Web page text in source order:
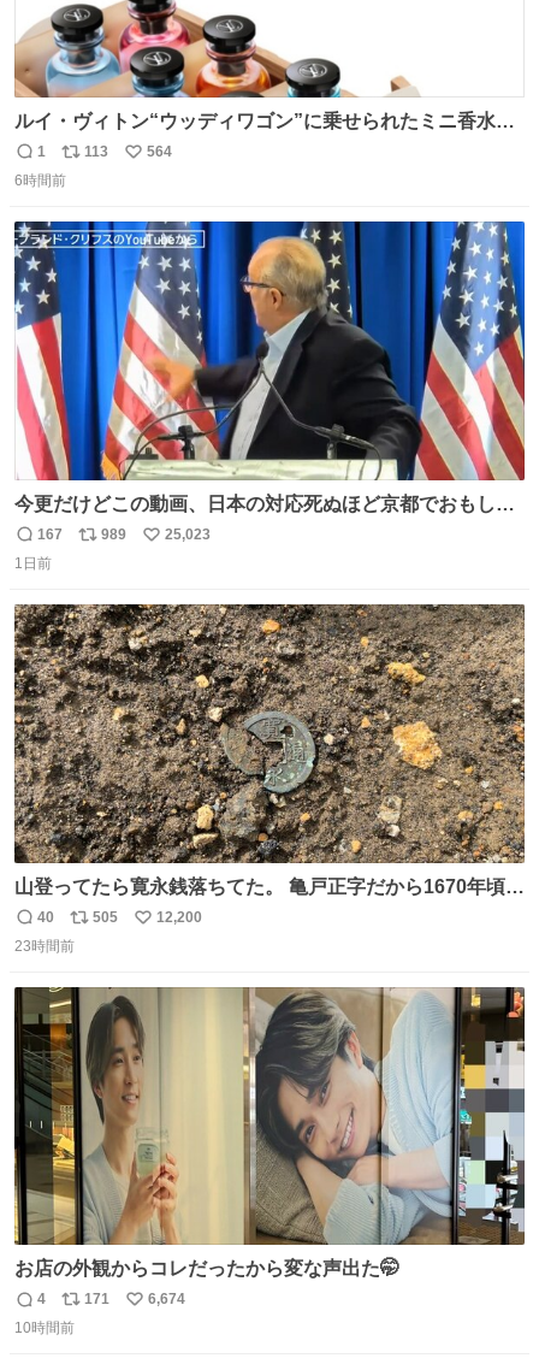
ルイ・ヴィトン“ウッディワゴン”に乗せられたミニ香水コ
フレ、グラデカラーのフレグランスケースも - fashion-
press.net/news/149472
返
信
1
リ
ポ
ト
113
い
数
564
6時間前
今更だけどこの動画、日本の対応死ぬほど京都でおもしろ
い。 なんなら敬語で丁寧に煽りまくってるの好き。笑
返
信
167
リ
ト
数
989
い
数
25,023
1日前
山登ってたら寛永銭落ちてた。 亀戸正字だから1670年頃に
鋳造されたもの。
返
信
40
リ
ポ
ト
数
505
い
数
12,200
23時間前
お店の外観からコレだったから変な声出た🤭
返
信
4
リ
ポ
171
い
6,674
10時間前